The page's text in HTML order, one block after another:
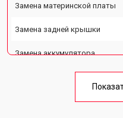
Замена материнской платы
Замена задней крышки
Замена аккумулятора
Ремонт цепи питания